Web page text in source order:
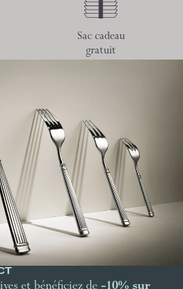
Sac cadeau
gratuit